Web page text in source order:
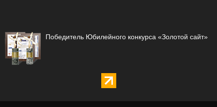
Победитель Юбилейного конкурса «Золотой сайт»